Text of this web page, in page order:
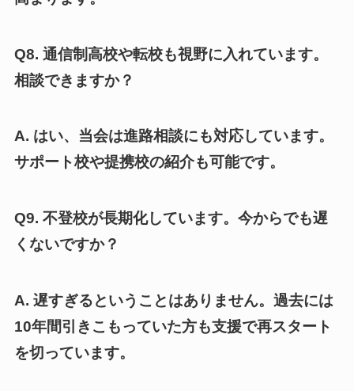
Q8. 通信制高校や転校も視野に入れています。
相談できますか？
A. はい、当会は進路相談にも対応しています。
サポート校や提携校の紹介も可能です。
Q9. 不登校が長期化しています。今からでも遅
くないですか？
A. 遅すぎるということはありません。過去には
10年間引きこもっていた方も支援で再スタート
を切っています。